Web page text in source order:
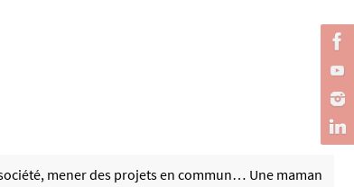
mener des projets en commun… Une maman